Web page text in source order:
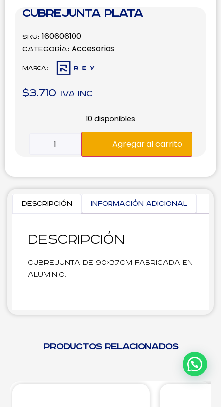
Cubrejunta Plata
SKU: 160606100
Categoría: Accesorios
Marca:
$3.710 IVA inc
10 disponibles
Agregar al carrito
Descripción Información adicional
Descripción
Cubrejunta de 90×3.7cm fabricada en
aluminio.
Productos relacionados